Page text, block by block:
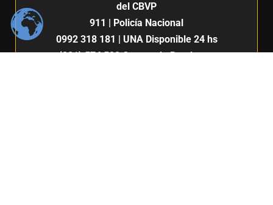
del CBVP
911
| Policía Nacional
0992 318 181
| UNA Disponible 24 hs
(021) 574 500Cuerpo de Bomberos